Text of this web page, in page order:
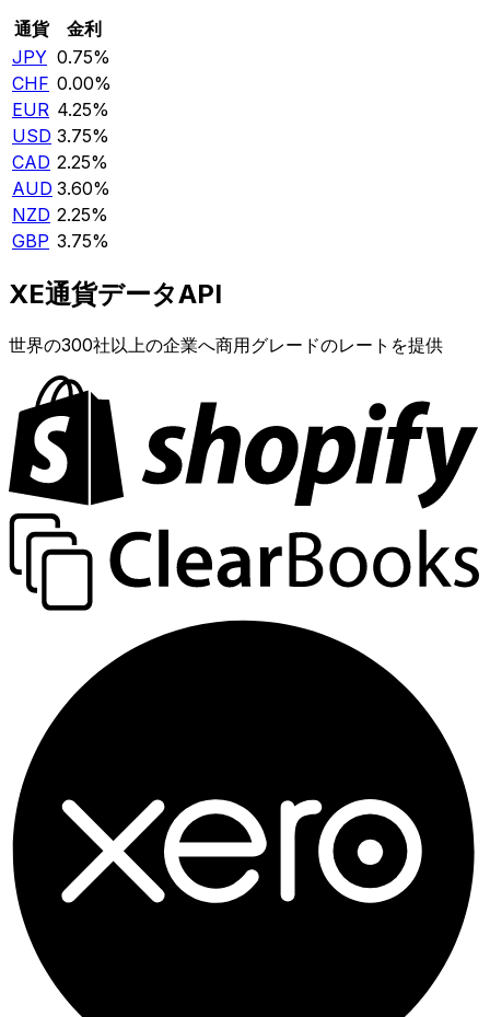
通貨
金利
JPY 0.75%
CHF 0.00%
EUR 4.25%
USD 3.75%
CAD 2.25%
AUD 3.60%
NZD 2.25%
GBP 3.75%
XE通貨データAPI
世界の300社以上の企業へ商用グレードのレートを提供